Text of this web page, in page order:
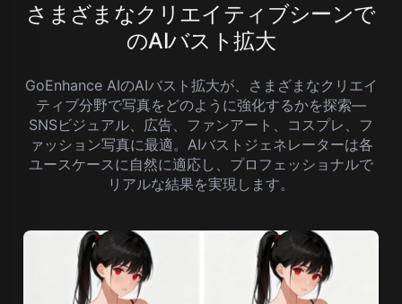
さまざまなクリエイティブシーンで
のAIバスト拡大
GoEnhance AIのAIバスト拡大が、さまざまなクリエイ
ティブ分野で写真をどのように強化するかを探索—
SNSビジュアル、広告、ファンアート、コスプレ、フ
ァッション写真に最適。AIバストジェネレーターは各
ユースケースに自然に適応し、プロフェッショナルで
リアルな結果を実現します。